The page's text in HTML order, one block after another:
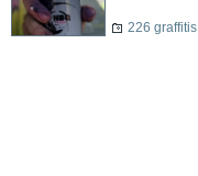
226 graffitis